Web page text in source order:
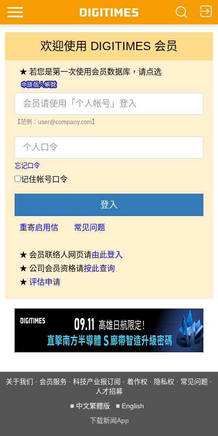
欢迎使用 DIGITIMES 会员
★ 若您是第一次使用会员数据库，请点选
【范例：user@company.com】
忘记口令
记住帐号口令
登入
重寄启用信 常见问题
★ 会员联络人网页请由此登入
★ 公司会员资格请按此查询
★ 评估申请
关于我们 · 会员服务 · 科技产业报订阅 · 着作权 · 隐私权 · 常见问题 ·
人才招募
■ 中文繁體版 ■ English
下载新闻App